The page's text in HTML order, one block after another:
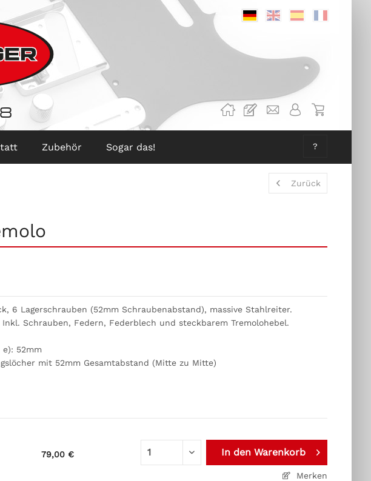
DeutschEnglischSpanisch
Zubehör Sogar das! ?
Zurück
79,00 € In den Warenkorb
Merken
6 Lagerschrauben (52mm Schraubenabstand), massive Stahlreiter.
Schrauben, Federn, Federblech und steckbarem Tremolohebel.
52mm
mit 52mm Gesamtabstand (Mitte zu Mitte)